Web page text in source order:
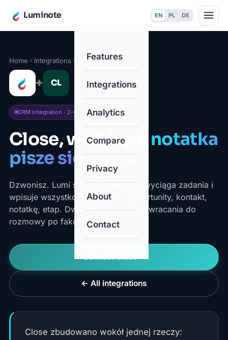
Luminote EN PL DE
Features
Integrations
Analytics
Compare
Privacy
About
Contact
Home Integrations Close
+ CL
CRM integration · 2-way sync · Live
Close, w którym notatka
pisze się sama.
Dzwonisz. Lumi słucha, streszcza, wyciąga zadania i
wpisuje wszystko do Close — opportunity, kontakt,
notatkę, etap. Dwukierunkowo, bez wracania do
rozmowy po fakcie.
← All integrations
Close zbudowano wokół jednej rzeczy: